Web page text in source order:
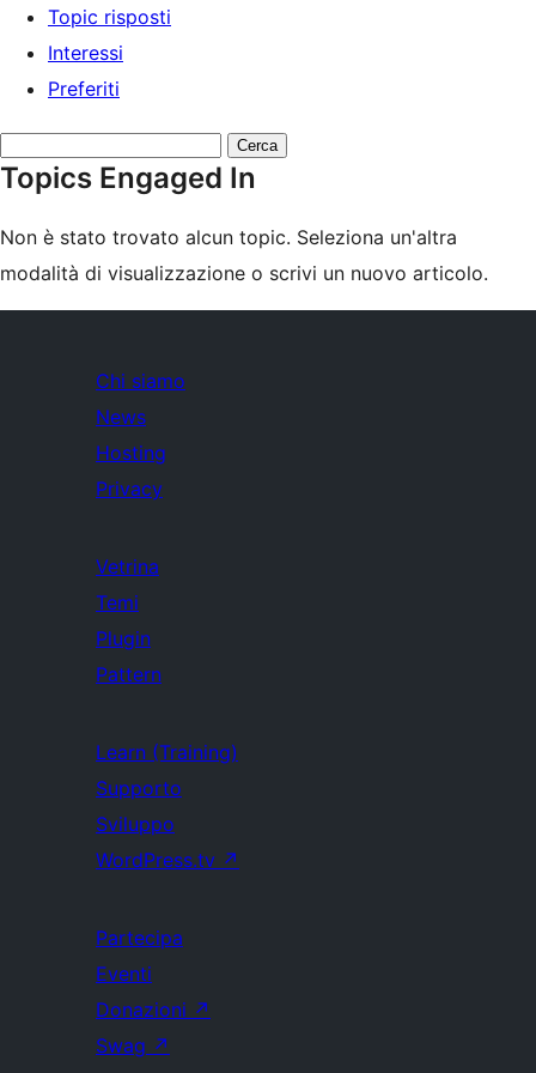
Topic risposti
Interessi
Preferiti
topic:
Topics Engaged In
Non è stato trovato alcun topic. Seleziona un'altra
modalità di visualizzazione o scrivi un nuovo articolo.
Chi siamo
News
Hosting
Privacy
Vetrina
Temi
Plugin
Pattern
Learn (Training)
Supporto
Sviluppo
WordPress.tv ↗
Partecipa
Eventi
Donazioni ↗
Swag ↗